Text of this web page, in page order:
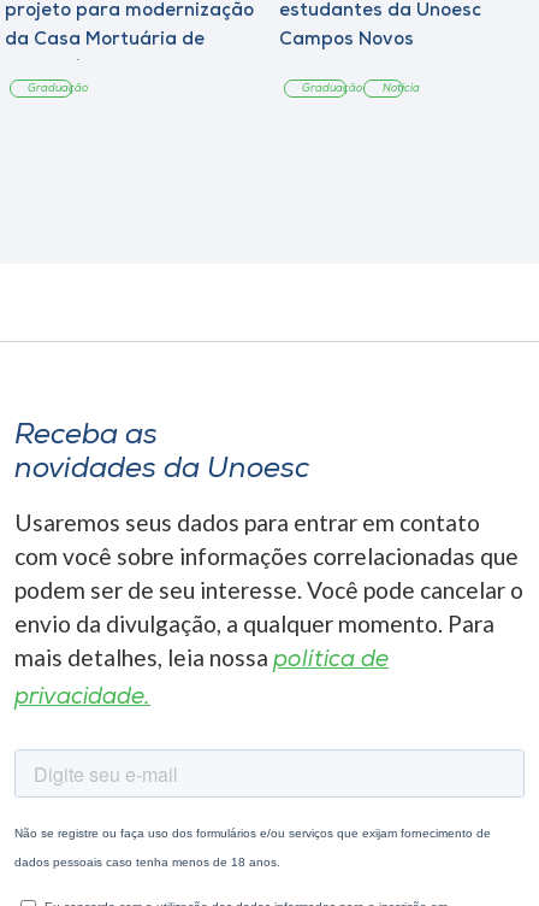
projeto para modernização
da Casa Mortuária de
Graduação
estudantes da Unoesc
Campos Novos
Graduação Notícia
Receba as
novidades da Unoesc
Usaremos seus dados para entrar em contato
com você sobre informações correlacionadas que
podem ser de seu interesse. Você pode cancelar o
envio da divulgação, a qualquer momento. Para
mais detalhes, leia nossa política de
privacidade.